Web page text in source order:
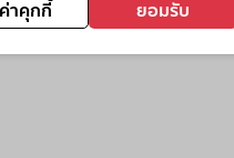
าคุกกี้ ยอมรับ